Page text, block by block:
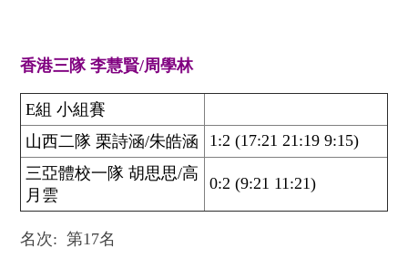
香港三隊 李慧賢/周學林
E組 小組賽
山西二隊 栗詩涵/朱皓涵
1:2 (17:21 21:19 9:15)
三亞體校一隊 胡思思/高
月雲
0:2 (9:21 11:21)
名次: 第17名